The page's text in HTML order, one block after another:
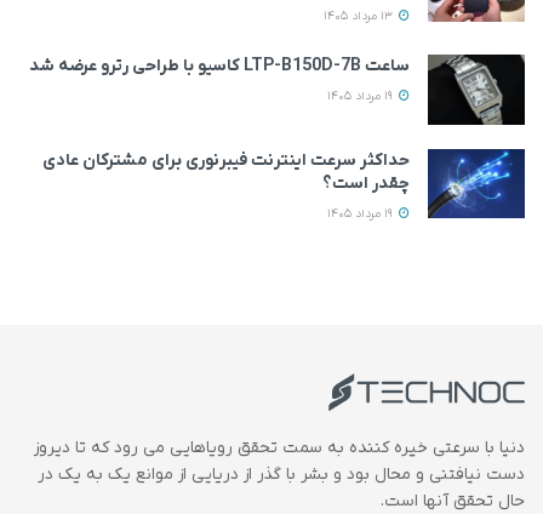
13 مرداد 1405
ساعت LTP-B150D-7B کاسیو با طراحی رترو عرضه شد
19 مرداد 1405
حداکثر سرعت اینترنت فیبرنوری برای مشترکان عادی
چقدر است؟
19 مرداد 1405
دنیا با سرعتی خیره کننده به سمت تحقق رویاهایی می رود که تا دیروز
دست نیافتنی و محال بود و بشر با گذر از دریایی از موانع یک به یک در
حال تحقق آنها است.